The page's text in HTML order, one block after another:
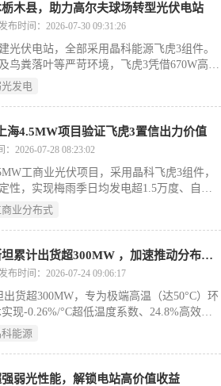
木县，助力高尔夫球场转型光伏电站
布时间：2026-07-30 09:31:26
光伏电站，全部采用晶科能源飞虎3组件。
鸟粪落叶等严苛环境，飞虎3凭借670W高功
面率、优异弱光响应与抗遮挡能力，实现高
光发电
海4.5MW项目验证飞虎3置信出力价值
：2026-07-28 08:23:02
工商业光伏项目，采用晶科飞虎3组件，
性，实现梅雨季日均发电超1.5万度、自发
仅3–4年，为高电价、多雨地区提供可复制
商业分布式
晶科能源飞虎3在巴基斯坦累计出货超300MW ，加速推动分布式能源转型
布时间：2026-07-24 09:06:17
货超300MW，专为极端高温（达50°C）环
现-0.26%/°C超低温度系数、24.8%高效率
城市工商业降本（年省8亿卢比）与乡村农
科能源
弱光性能，解锁电站高价值收益